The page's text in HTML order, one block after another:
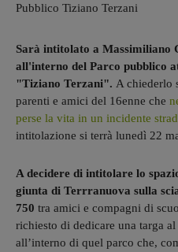
Pubblico Tiziano Terzani
Sarà intitolato a Massimiliano
all'interno del Parco pubblico
"Tiziano Terzani". A chiederlo
parenti e amici del 16enne che
perse la vita in un incidente
intitolazione si terrà lunedì 22
A decidere di intitolare lo
giunta di Terrranuova sulla
750 tra amici e compagni di
richiesto di dedicare una targa
all’interno di quel parco che,